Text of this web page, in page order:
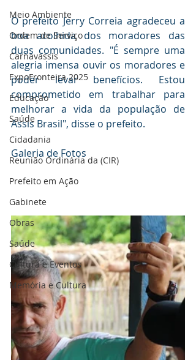
Meio Ambiente
Ordem de Serviço
Carnavassis
ExpoFronteira 2025
Educação
Saúde
Cidadania
Reunião Ordinária da (CIR)
Prefeito em Ação
Gabinete
Obras
Saúde
Cultura e Eventos
Memória e Cultura
O prefeito Jerry Correia agradeceu a
boa acolhida dos moradores das
duas comunidades. "É sempre uma
alegria imensa ouvir os moradores e
poder levar benefícios. Estou
comprometido em trabalhar para
melhorar a vida da população de
Assis Brasil", disse o prefeito.
Galeria de Fotos